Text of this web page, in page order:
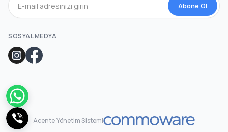
Abone Ol
SOSYAL MEDYA
Acente Yönetim Sistemi